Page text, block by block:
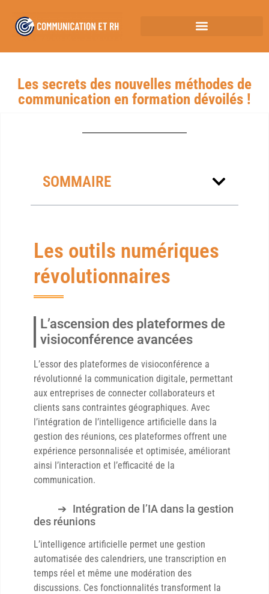
Les secrets des nouvelles méthodes de
communication en formation dévoilés !
SOMMAIRE
Les outils numériques
révolutionnaires
L’ascension des plateformes de
visioconférence avancées
L’essor des plateformes de visioconférence a
révolutionné la communication digitale, permettant
aux entreprises de connecter collaborateurs et
clients sans contraintes géographiques. Avec
l’intégration de l’intelligence artificielle dans la
gestion des réunions, ces plateformes offrent une
expérience personnalisée et optimisée, améliorant
ainsi l’interaction et l’efficacité de la
communication.
Intégration de l’IA dans la gestion
des réunions
L’intelligence artificielle permet une gestion
automatisée des calendriers, une transcription en
temps réel et même une modération des
discussions. Ces fonctionnalités transforment la